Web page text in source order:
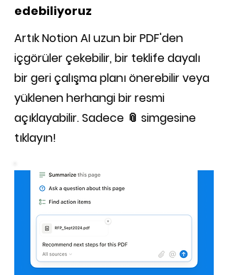
edebiliyoruz
Artık Notion AI uzun bir PDF'den
içgörüler çekebilir, bir teklife dayalı
bir geri çalışma planı önerebilir veya
yüklenen herhangi bir resmi
açıklayabilir. Sadece 📎 simgesine
tıklayın!